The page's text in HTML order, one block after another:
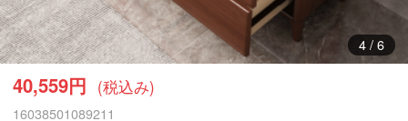
5/ 6
40,559円 (税込み)
16038501089211